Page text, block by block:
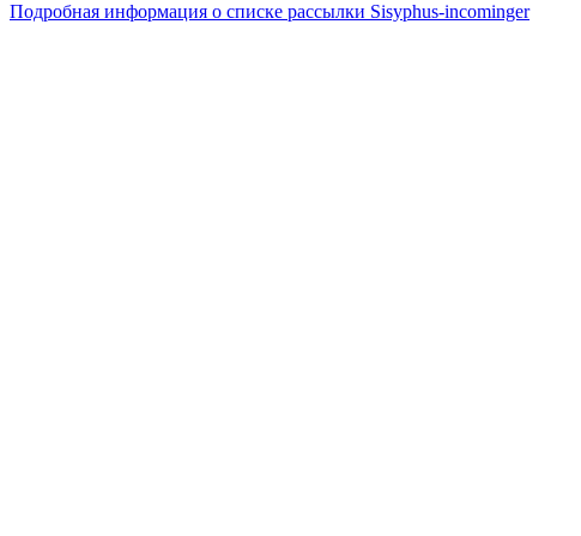
Подробная информация о списке рассылки Sisyphus-incominger